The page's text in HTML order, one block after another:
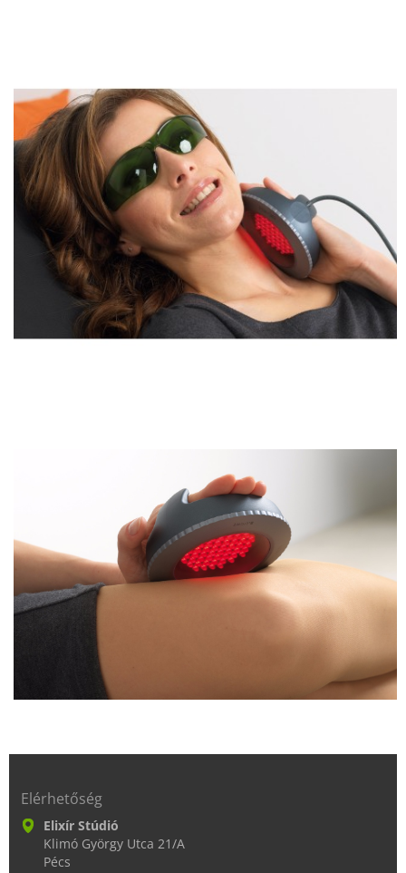
Elérhetőség
Elixír Stúdió
Klimó György Utca 21/A
Pécs